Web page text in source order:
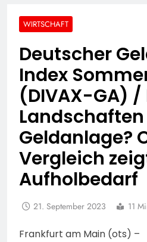
WIRTSCHAFT
Deutscher
Index
(DIVAX-GA)
Geldanlage?
Vergleich
Aufholbedarf
21. September 2023 11
Frankfurt am Main (ots) –